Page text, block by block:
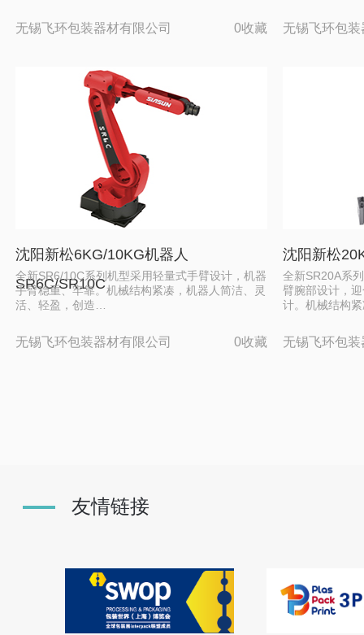
无锡飞环包装器材有限公司 0收藏 无锡飞环包
沈阳新松6KG/10KG机器人
SR6C/SR10C
全新SR6/10C系列机型采用轻量式手臂设计，机器
手臂稳重、牢靠。机械结构紧凑，机器人简洁、灵
活、轻盈，创造…
无锡飞环包装器材有限公司 0收藏
沈阳新松
全新SR20A系
臂腕部设计，
计。机械结构
无锡飞环包
友情链接